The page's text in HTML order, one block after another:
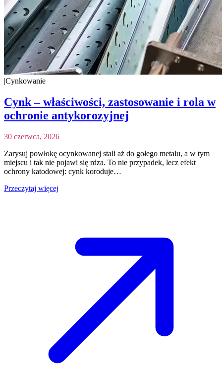
|Cynkowanie
Cynk – właściwości, zastosowanie i rola w
ochronie antykorozyjnej
30 czerwca, 2026
Zarysuj powłokę ocynkowanej stali aż do gołego metalu, a w tym
miejscu i tak nie pojawi się rdza. To nie przypadek, lecz efekt
ochrony katodowej: cynk koroduje…
Przeczytaj więcej